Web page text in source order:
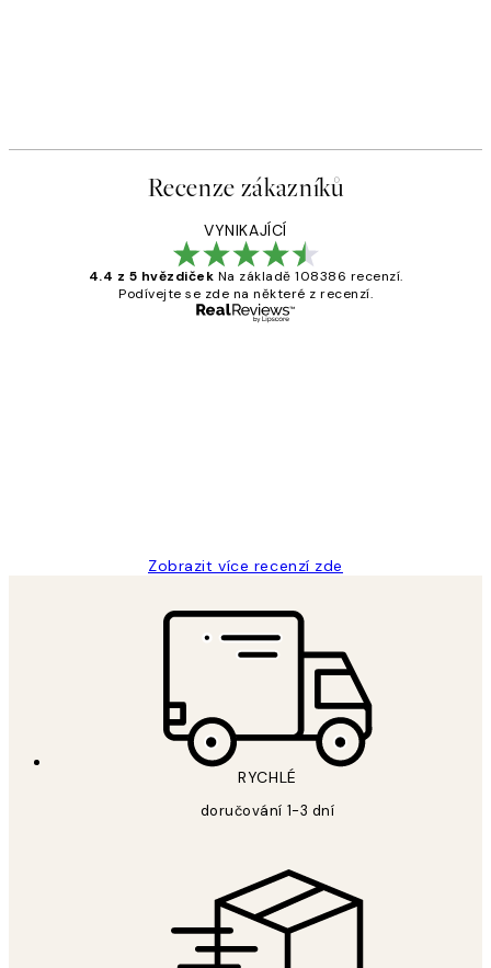
Recenze zákazníků
VYNIKAJÍCÍ
4.4 z 5 hvězdiček Na základě 108386 recenzí.
Podívejte se zde na některé z recenzí.
Zobrazit více recenzí zde
RYCHLÉ
doručování 1-3 dní